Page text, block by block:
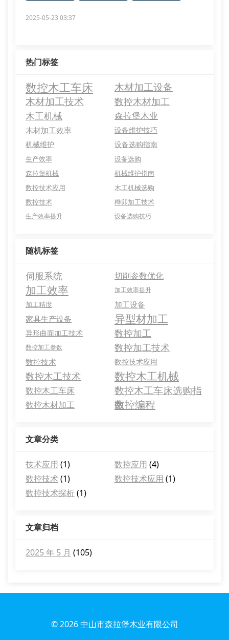
2025-05-23 03:37
热门标签
数控木工车床 木材加工设备
木材加工技术
数控木材加工
木工机械
森拉堡木业
木材加工效率
设备维护技巧
机械维护
设备选购指南
生产效率
设备选购
森拉堡机械
机械维护指南
数控技术应用
木工机械选购
数控技术
榫卯加工技术
生产效率提升 设备选购技巧
随机标签
伺服系统 切削参数优化
加工效率 加工效率提升
加工精度
加工设备
家具生产设备
异型材加工
异形曲面加工技术 数控加工
数控加工参数 数控加工技术
数控技术 数控技术应用
数控木工技术 数控木工机械
数控木工车床
数控木工车床选购指
南
数控木材加工 数控编程
文章分类
技术应用 (1) 数控应用 (4)
数控技术(1) 数控技术应用 (1)
数控技术探析(1)
文章归档
2025 年 5 月 (105)
© 2026中山市森拉堡木业有限公司